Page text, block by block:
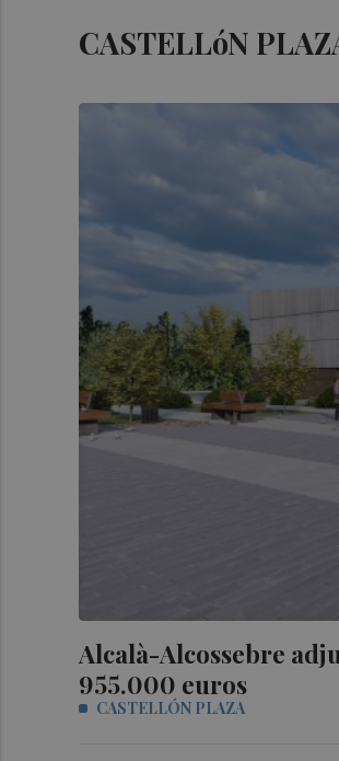
CASTELLóN
Alcalà-Alcossebre
955.000 euros
CASTELLÓN PLAZA